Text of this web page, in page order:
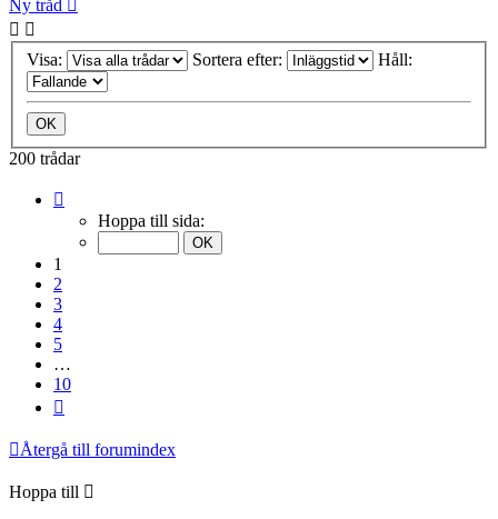
Ny tråd
Visa: Sortera efter: Håll:
200 trådar
Hoppa till sida:
1
2
3
4
5
…
10
Återgå till forumindex
Hoppa till